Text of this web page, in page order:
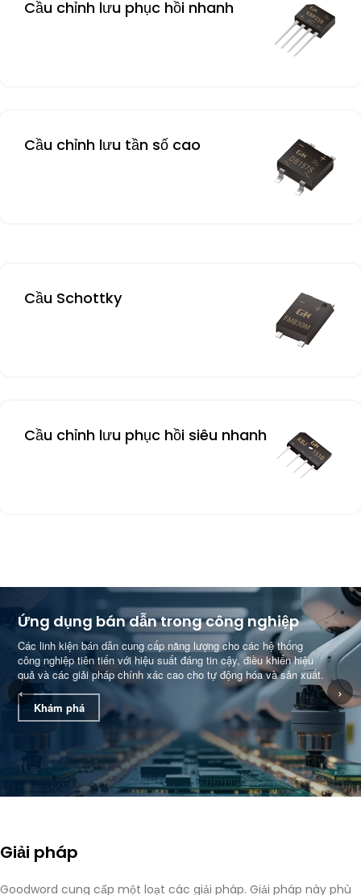
Cầu chỉnh lưu phục hồi nhanh
Cầu chỉnh lưu tần số cao
Cầu Schottky
Cầu chỉnh lưu phục hồi siêu nhanh
Ứng dụng bán dẫn trong công nghiệp
Các linh kiện bán dẫn cung cấp năng lượng cho các hệ thống
công nghiệp tiên tiến với hiệu suất đáng tin cậy, điều khiển hiệu
quả và các giải pháp chính xác cao cho tự động hóa và sản xuất.
Khám phá
‹ ›
Giải pháp
Goodword cung cấp một loạt các giải pháp. Giải pháp này phù